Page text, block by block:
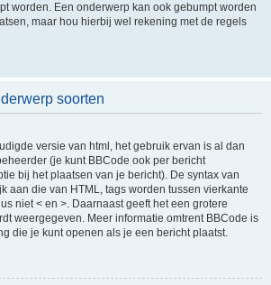
worden. Een onderwerp kan ook gebumpt worden
maar hou hierbij wel rekening met de regels
soorten
versie van html, het gebruik ervan is al dan
(je kunt BBCode ook per bericht
bij het plaatsen van je bericht). De syntax van
aan die van HTML, tags worden tussen vierkante
niet < en >. Daarnaast geeft het een grotere
weergegeven. Meer informatie omtrent BBCode is
die je kunt openen als je een bericht plaatst.